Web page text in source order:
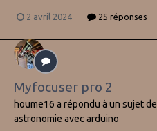
2 avril 2024 25 réponses
Myfocuser pro 2
houme16 a répondu à un sujet de
astronomie avec arduino